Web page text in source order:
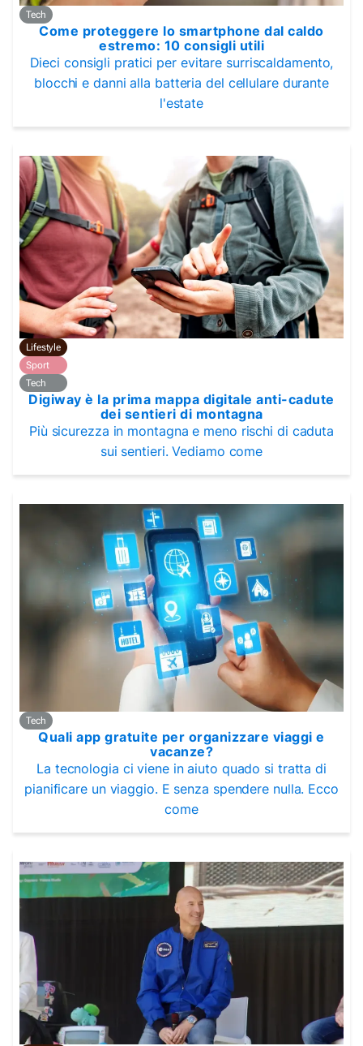
Tech
Come proteggere lo smartphone dal caldo
estremo: 10 consigli utili
Dieci consigli pratici per evitare surriscaldamento,
blocchi e danni alla batteria del cellulare durante
l'estate
Lifestyle
Sport
Tech
Digiway è la prima mappa digitale anti-cadute
dei sentieri di montagna
Più sicurezza in montagna e meno rischi di caduta
sui sentieri. Vediamo come
Tech
Quali app gratuite per organizzare viaggi e
vacanze?
La tecnologia ci viene in aiuto quado si tratta di
pianificare un viaggio. E senza spendere nulla. Ecco
come